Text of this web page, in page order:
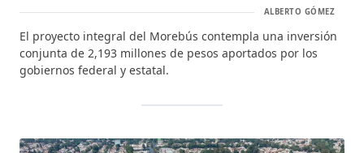
ALBERTO GÓMEZ
El proyecto integral del Morebús contempla una inversión
conjunta de 2,193 millones de pesos aportados por los
gobiernos federal y estatal.